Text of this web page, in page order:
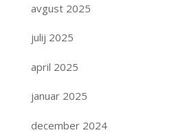
avgust 2025
julij 2025
april 2025
januar 2025
december 2024